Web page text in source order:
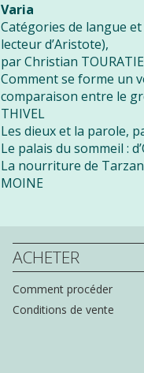
Varia
Catégories de langue
lecteur d’Aristote),
par Christian
Comment se forme un
comparaison entre le
THIVEL
Les dieux et la parole,
Le palais du sommeil :
La nourriture de
MOINE
ACHETER
Comment procéder
Conditions de vente